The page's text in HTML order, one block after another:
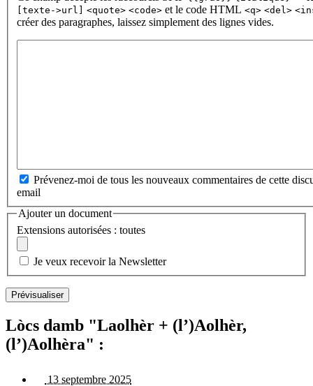
[texte->url]
<quote> <code> et le code HTML <q> <del>
créer des paragraphes, laissez simplement des lignes vides.
Prévenez-moi de tous les nouveaux commentaires de cette
email
Ajouter un document
Extensions autorisées : toutes
Je veux recevoir la Newsletter
Lòcs damb "Laolhèr + (l’)Aolhèr,
(l’)Aolhèra" :
13 septembre 2025